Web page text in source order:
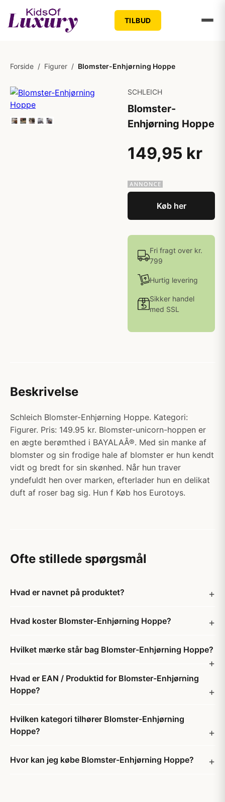
TILBUD
Forside / Figurer / Blomster-Enhjørning Hoppe
SCHLEICH
Blomster-
Enhjørning Hoppe
149,95 kr
Køb her
Fri fragt over kr.
799
Hurtig levering
Sikker handel
med SSL
Beskrivelse
Schleich Blomster-Enhjørning Hoppe. Kategori:
Figurer. Pris: 149.95 kr. Blomster-unicorn-hoppen er
en ægte berømthed i BAYALAÂ®. Med sin manke af
blomster og sin frodige hale af blomster er hun kendt
vidt og bredt for sin skønhed. Når hun traver
yndefuldt hen over marken, efterlader hun en delikat
duft af roser bag sig. Hun f Køb hos Eurotoys.
Ofte stillede spørgsmål
Hvad er navnet på produktet?
Hvad koster Blomster-Enhjørning Hoppe?
Hvilket mærke står bag Blomster-Enhjørning Hoppe?
Hvad er EAN / Produktid for Blomster-Enhjørning
Hoppe?
Hvilken kategori tilhører Blomster-Enhjørning
Hoppe?
Hvor kan jeg købe Blomster-Enhjørning Hoppe?